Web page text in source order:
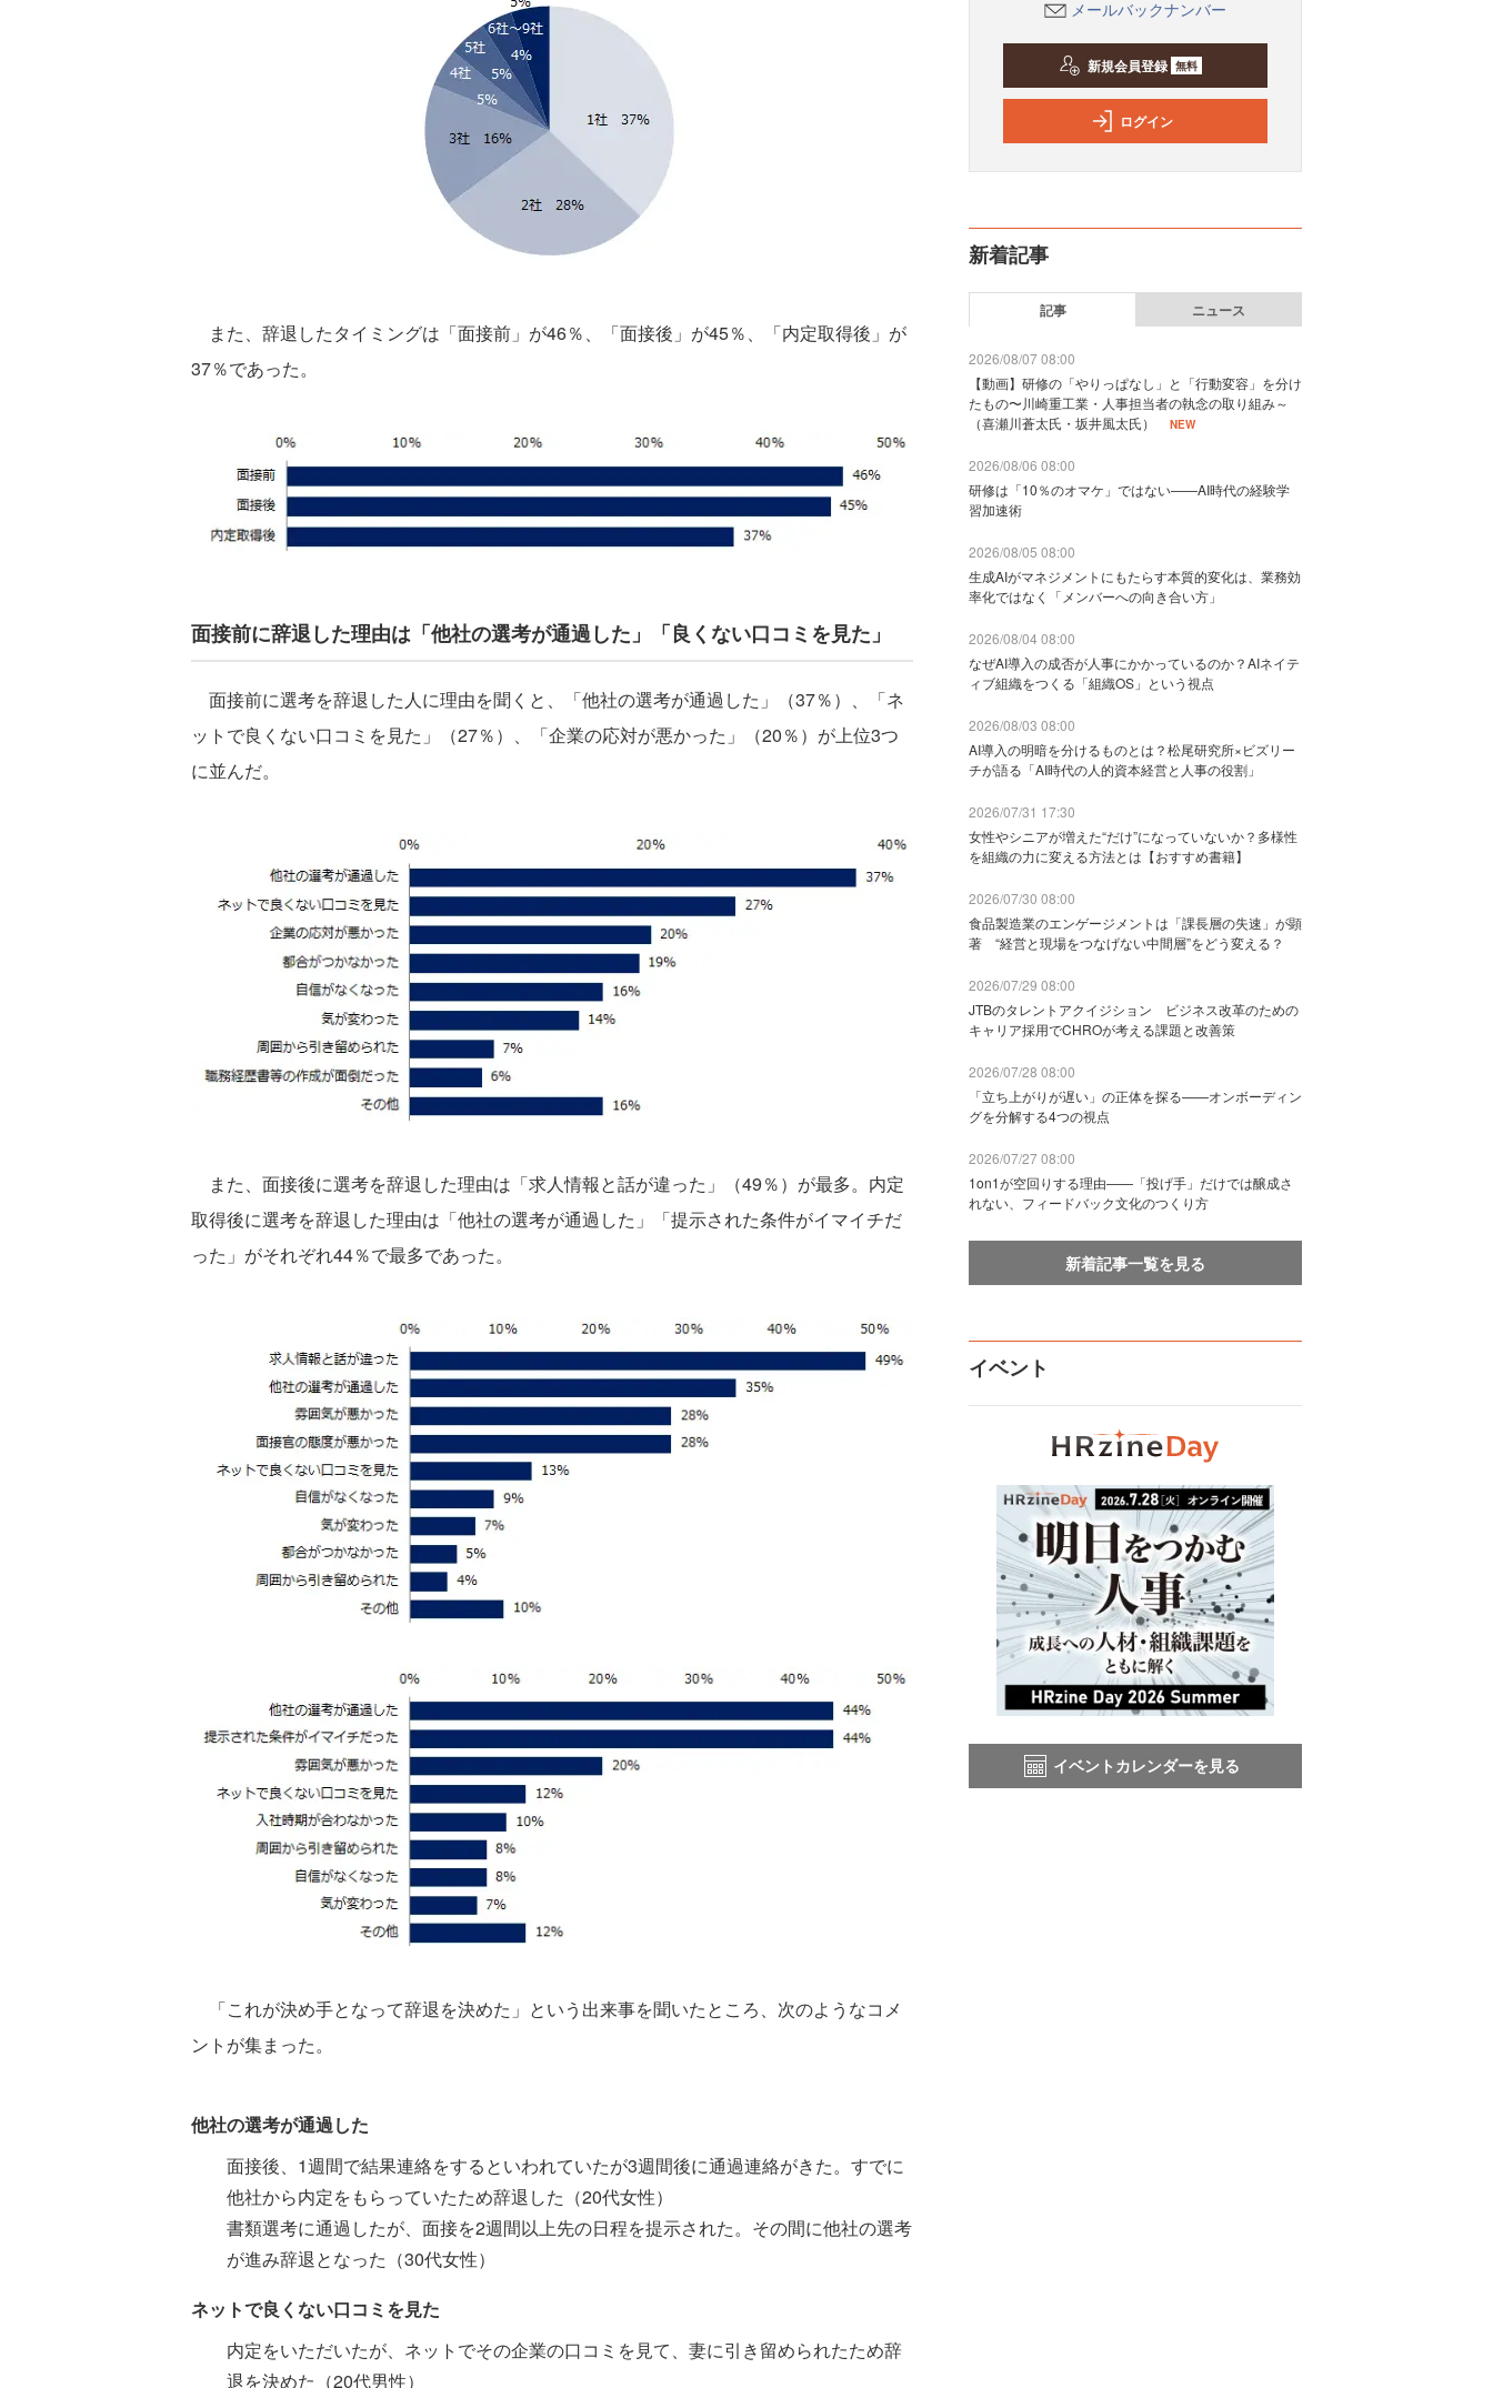
また、辞退したタイミングは「面接前」が46％、「面接後」が45％、「内定取得後」が
37％であった。
面接前に辞退した理由は「他社の選考が通過した」「良くない口コミを見た」
面接前に選考を辞退した人に理由を聞くと、「他社の選考が通過した」（37％）、「ネ
ットで良くない口コミを見た」（27％）、「企業の応対が悪かった」（20％）が上位3つ
に並んだ。
また、面接後に選考を辞退した理由は「求人情報と話が違った」（49％）が最多。内定
取得後に選考を辞退した理由は「他社の選考が通過した」「提示された条件がイマイチだ
った」がそれぞれ44％で最多であった。
「これが決め手となって辞退を決めた」という出来事を聞いたところ、次のようなコメ
ントが集まった。
他社の選考が通過した
面接後、1週間で結果連絡をするといわれていたが3週間後に通過連絡がきた。すでに
他社から内定をもらっていたため辞退した（20代女性）
書類選考に通過したが、面接を2週間以上先の日程を提示された。その間に他社の選考
が進み辞退となった（30代女性）
ネットで良くない口コミを見た
内定をいただいたが、ネットでその企業の口コミを見て、妻に引き留められたため辞
退を決めた（20代男性）
メールバックナンバー
新規会員登録 無料
ログイン
新着記事
記事 ニュース
2026/08/07 08:00
【動画】研修の「やりっぱなし」と「行動変容」を分け
たもの〜川崎重工業・人事担当者の執念の取り組み～
（喜瀬川蒼太氏・坂井風太氏）
NEW
2026/08/06 08:00
研修は「10％のオマケ」ではない——AI時代の経験学
習加速術
2026/08/05 08:00
生成AIがマネジメントにもたらす本質的変化は、業務効
率化ではなく「メンバーへの向き合い方」
2026/08/04 08:00
なぜAI導入の成否が人事にかかっているのか？AIネイテ
ィブ組織をつくる「組織OS」という視点
2026/08/03 08:00
AI導入の明暗を分けるものとは？松尾研究所×ビズリー
チが語る「AI時代の人的資本経営と人事の役割」
2026/07/31 17:30
女性やシニアが増えた“だけ”になっていないか？多様性
を組織の力に変える方法とは【おすすめ書籍】
2026/07/30 08:00
食品製造業のエンゲージメントは「課長層の失速」が顕
著 “経営と現場をつなげない中間層”をどう変える？
2026/07/29 08:00
JTBのタレントアクイジション ビジネス改革のための
キャリア採用でCHROが考える課題と改善策
2026/07/28 08:00
「立ち上がりが遅い」の正体を探る——オンボーディン
グを分解する4つの視点
2026/07/27 08:00
1on1が空回りする理由——「投げ手」だけでは醸成さ
れない、フィードバック文化のつくり方
新着記事一覧を見る
イベント
イベントカレンダーを見る